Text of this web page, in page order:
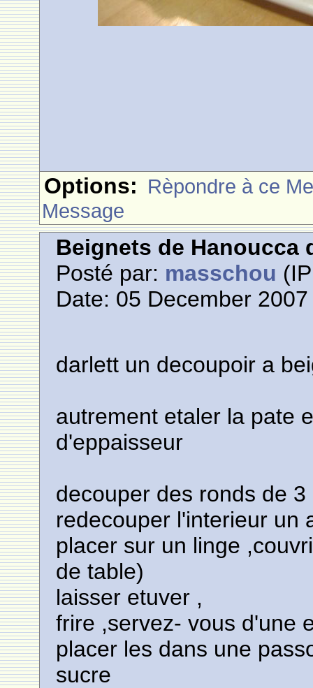
Options: Rèpondre à ce
Message
Beignets de Hanoucca
Posté par: masschou
Date: 05 December
darlett un decoupoir a
autrement etaler la pate
d'eppaisseur
decouper des ronds de 3
redecouper l'interieur un
placer sur un linge
de table)
laisser etuver ,
frire ,servez- vous d'une
placer les dans une
sucre